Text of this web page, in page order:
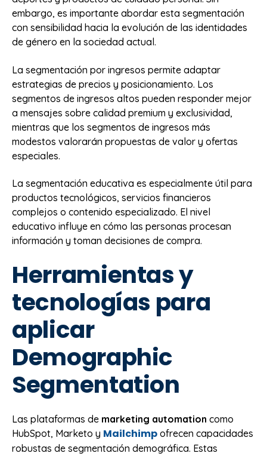
embargo, es importante abordar esta segmentación
con sensibilidad hacia la evolución de las identidades
de género en la sociedad actual.
La segmentación por ingresos permite adaptar
estrategias de precios y posicionamiento. Los
segmentos de ingresos altos pueden responder mejor
a mensajes sobre calidad premium y exclusividad,
mientras que los segmentos de ingresos más
modestos valorarán propuestas de valor y ofertas
especiales.
La segmentación educativa es especialmente útil para
productos tecnológicos, servicios financieros
complejos o contenido especializado. El nivel
educativo influye en cómo las personas procesan
información y toman decisiones de compra.
Herramientas y
tecnologías para
aplicar
Demographic
Segmentation
Las plataformas de marketing automation como
HubSpot, Marketo y Mailchimp ofrecen capacidades
robustas de segmentación demográfica. Estas